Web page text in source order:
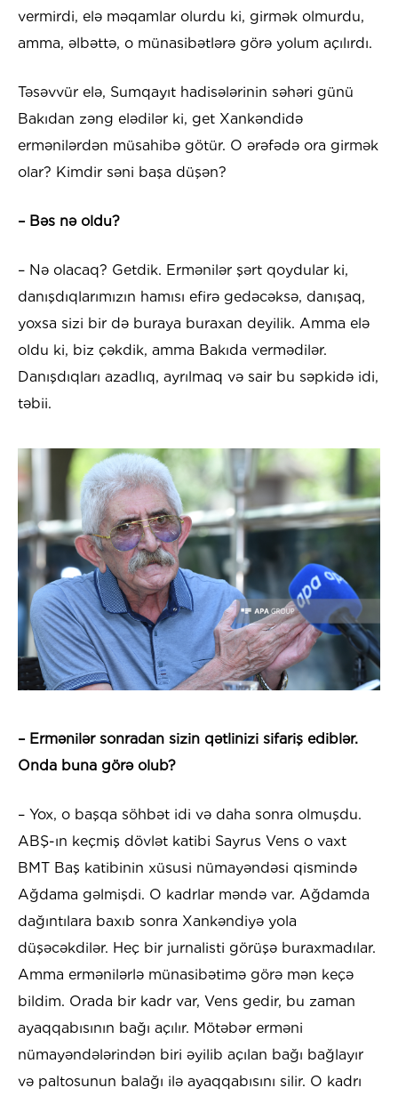
vermirdi, elə məqamlar olurdu ki, girmək olmurdu,
amma, əlbəttə, o münasibətlərə görə yolum açılırdı.
Təsəvvür elə, Sumqayıt hadisələrinin səhəri günü
Bakıdan zəng elədilər ki, get Xankəndidə
ermənilərdən müsahibə götür. O ərəfədə ora girmək
olar? Kimdir səni başa düşən?
– Bəs nə oldu?
– Nə olacaq? Getdik. Ermənilər şərt qoydular ki,
danışdıqlarımızın hamısı efirə gedəcəksə, danışaq,
yoxsa sizi bir də buraya buraxan deyilik. Amma elə
oldu ki, biz çəkdik, amma Bakıda vermədilər.
Danışdıqları azadlıq, ayrılmaq və sair bu səpkidə idi,
təbii.
– Ermənilər sonradan sizin qətlinizi sifariş ediblər.
Onda buna görə olub?
– Yox, o başqa söhbət idi və daha sonra olmuşdu.
ABŞ-ın keçmiş dövlət katibi Sayrus Vens o vaxt
BMT Baş katibinin xüsusi nümayəndəsi qismində
Ağdama gəlmişdi. O kadrlar məndə var. Ağdamda
dağıntılara baxıb sonra Xankəndiyə yola
düşəcəkdilər. Heç bir jurnalisti görüşə buraxmadılar.
Amma ermənilərlə münasibətimə görə mən keçə
bildim. Orada bir kadr var, Vens gedir, bu zaman
ayaqqabısının bağı açılır. Mötəbər erməni
nümayəndələrindən biri əyilib açılan bağı bağlayır
və paltosunun balağı ilə ayaqqabısını silir. O kadrı